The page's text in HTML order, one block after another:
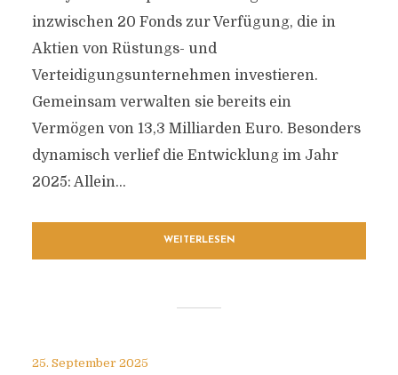
inzwischen 20 Fonds zur Verfügung, die in
Aktien von Rüstungs- und
Verteidigungsunternehmen investieren.
Gemeinsam verwalten sie bereits ein
Vermögen von 13,3 Milliarden Euro. Besonders
dynamisch verlief die Entwicklung im Jahr
2025: Allein...
WEITERLESEN
25. September 2025